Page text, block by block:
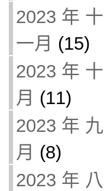
2023 年 十
一月 (15)
2023 年 十
月 (11)
2023 年 九
月 (8)
2023 年 八